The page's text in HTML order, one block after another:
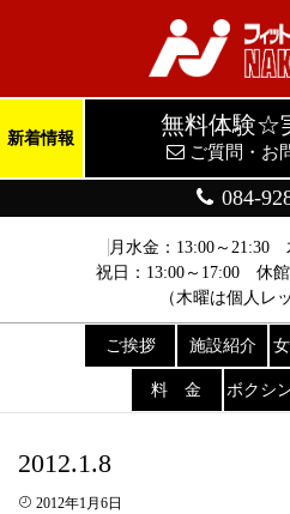
月水金：13:00～21:30
祝日：13:00～17:00 休
（木曜は個人レ
084-
新着情報
無料体験☆
ご質問・お
ご挨拶 施設紹介
料 金 ボクシ
2012.1.8
2012年1月6日